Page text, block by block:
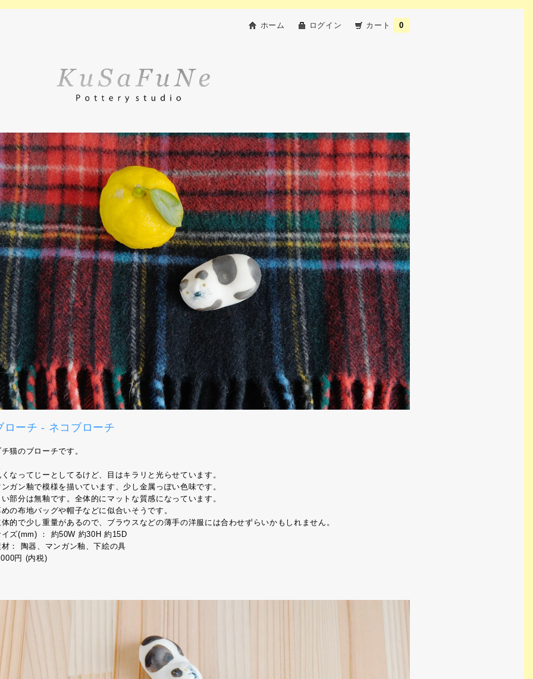
ホーム ログイン カート 0
ローチ - ネコブローチ
猫のブローチです。
くなってじーとしてるけど、目はキラリと光らせています。
ンガン釉で模様を描いています、少し金属っぽい色味です。
い部分は無釉です。全体的にマットな質感になっています。
の布地バッグや帽子などに似合いそうです。
体的で少し重量があるので、ブラウスなどの薄手の洋服には合わせずらいかもしれません。
イズ(mm) ： 約50W 約30H 約15D
材： 陶器、マンガン釉、下絵の具
円 (内税)